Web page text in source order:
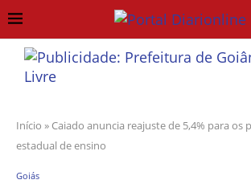
Início » Caiado anuncia reajuste de 5,4% para os
estadual de ensino
Goiás